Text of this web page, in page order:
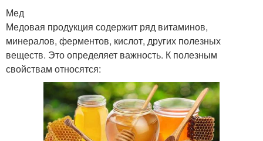
Мед
Медовая продукция содержит ряд витаминов,
минералов, ферментов, кислот, других полезных
веществ. Это определяет важность. К полезным
свойствам относятся: